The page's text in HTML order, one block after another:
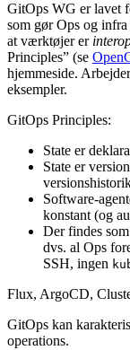
GitOps WG er lavet
som gør Ops og
at værktøjer er
Principles” (se
hjemmeside.
eksempler.
GitOps Principles:
State er
State er
Software-
konstant (og
Der findes
dvs. al Ops
SSH, ingen
Flux, ArgoCD,
GitOps kan
operations.